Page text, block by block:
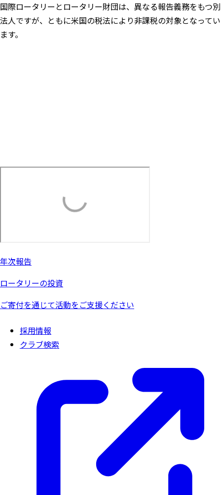
国際ロータリーとロータリー財団は、異なる報告義務をもつ別
法人ですが、ともに米国の税法により非課税の対象となってい
ます。
年次報告
ロータリーの投資
ご寄付を通じて活動をご支援ください
採用情報
クラブ検索